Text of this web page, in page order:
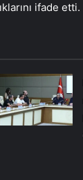
ifade etti.